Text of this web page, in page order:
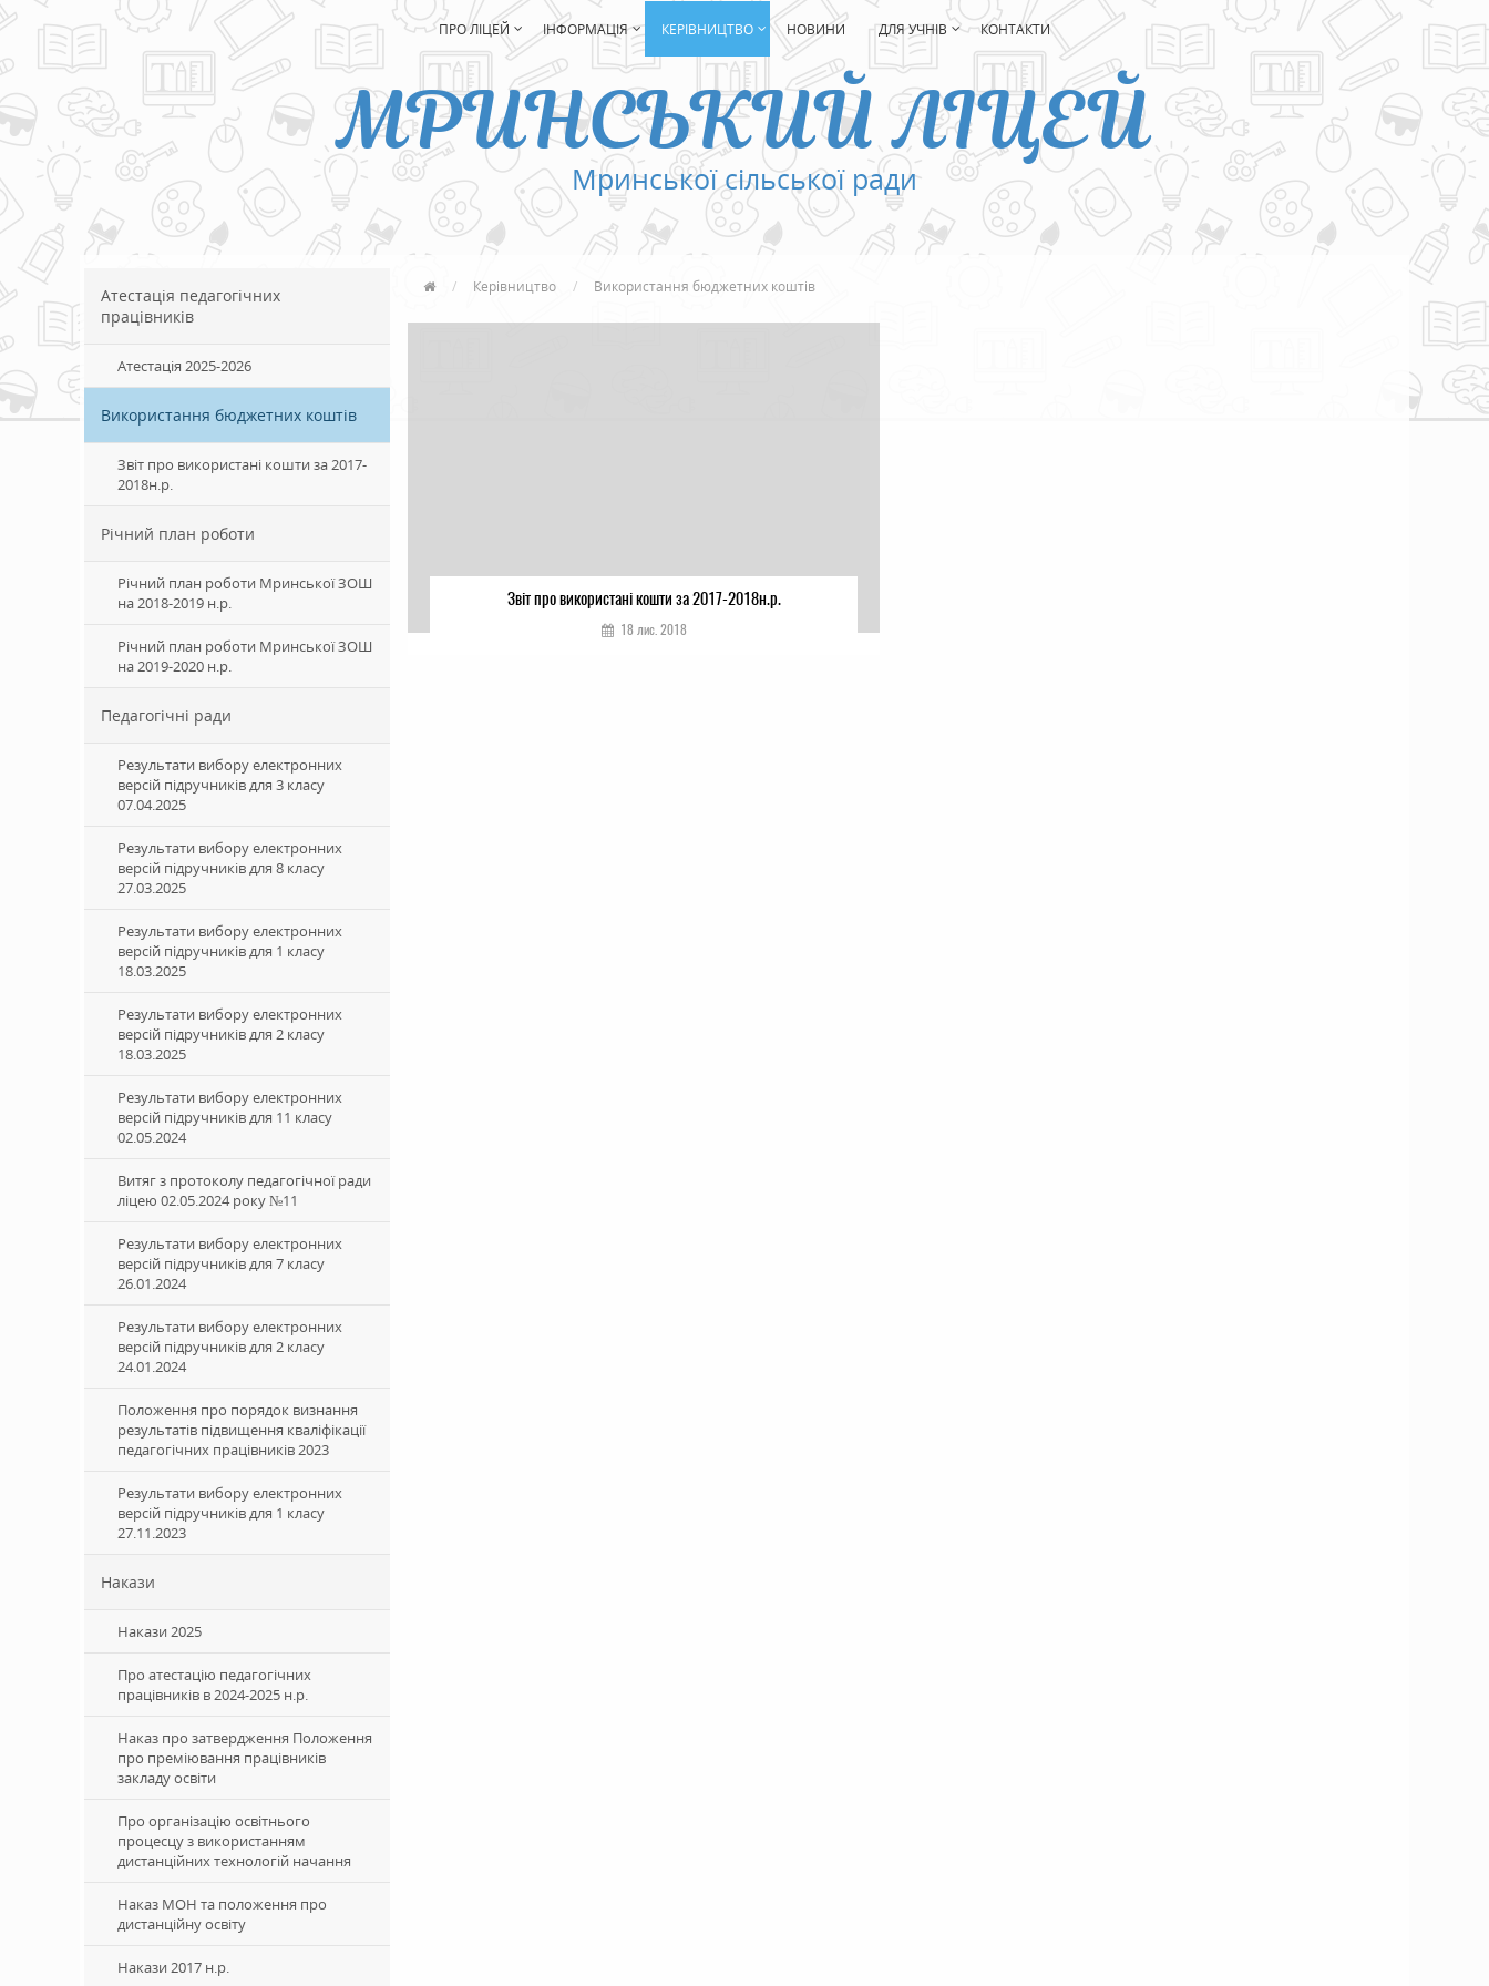
ПРО ЛІЦЕЙ ІНФОРМАЦІЯ КЕРІВНИЦТВО НОВИНИ ДЛЯ УЧНІВ КОНТАКТИ
МРИНСЬКИЙ ЛІЦЕЙ
Мринської сільської ради
Атестація педагогічних
працівників
Атестація 2025-2026
Використання бюджетних коштів
Звіт про використані кошти за 2017-
2018н.р.
Річний план роботи
Річний план роботи Мринської ЗОШ
на 2018-2019 н.р.
Річний план роботи Мринської ЗОШ
на 2019-2020 н.р.
Педагогічні ради
Результати вибору електронних
версій підручників для 3 класу
07.04.2025
Результати вибору електронних
версій підручників для 8 класу
27.03.2025
Результати вибору електронних
версій підручників для 1 класу
18.03.2025
Результати вибору електронних
версій підручників для 2 класу
18.03.2025
Результати вибору електронних
версій підручників для 11 класу
02.05.2024
Витяг з протоколу педагогічної ради
ліцею 02.05.2024 року №11
Результати вибору електронних
версій підручників для 7 класу
26.01.2024
Результати вибору електронних
версій підручників для 2 класу
24.01.2024
Положення про порядок визнання
результатів підвищення кваліфікації
педагогічних працівників 2023
Результати вибору електронних
версій підручників для 1 класу
27.11.2023
Накази
Накази 2025
Про атестацію педагогічних
працівників в 2024-2025 н.р.
Наказ про затвердження Положення
про преміювання працівників
закладу освіти
Про організацію освітнього
процесцу з використанням
дистанційних технологій начання
Наказ МОН та положення про
дистанційну освіту
Накази 2017 н.р.
Керівництво Використання бюджетних коштів
Звіт про використані кошти за 2017-2018н.р.
18 лис. 2018